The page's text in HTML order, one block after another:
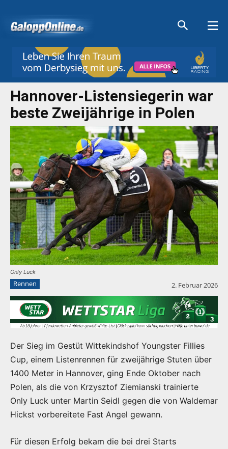
Hannover-Listensiegerin war
beste Zweijährige in Polen
Only Luck
Rennen 2. Februar 2026
Der Sieg im Gestüt Wittekindshof Youngster Fillies
Cup, einem Listenrennen für zweijährige Stuten über
1400 Meter in Hannover, ging Ende Oktober nach
Polen, als die von Krzysztof Ziemianski trainierte
Only Luck unter Martin Seidl gegen die von Waldemar
Hickst vorbereitete Fast Angel gewann.
Für diesen Erfolg bekam die bei drei Starts